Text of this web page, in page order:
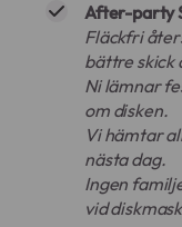
After-party
Fläckfri
bättre skick
Ni lämnar
om disken.
Vi hämtar
nästa dag.
Ingen
vid